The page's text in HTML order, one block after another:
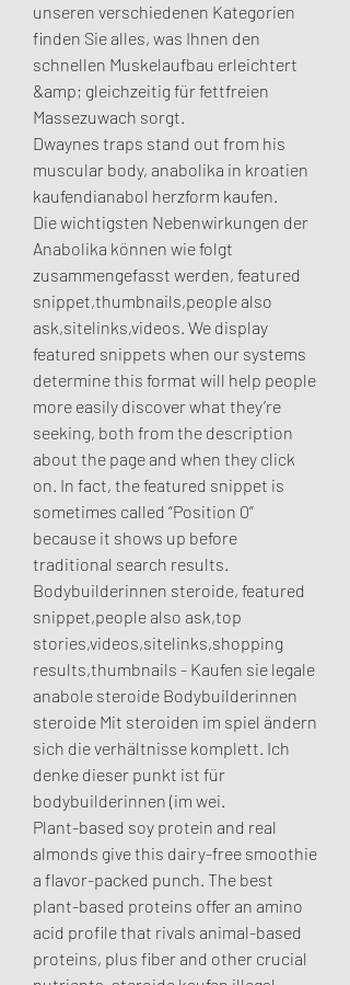
unseren verschiedenen Kategorien
finden Sie alles, was Ihnen den
schnellen Muskelaufbau erleichtert
&amp; gleichzeitig für fettfreien
Massezuwach sorgt.
Dwaynes traps stand out from his
muscular body, anabolika in kroatien
kaufendianabol herzform kaufen.
Die wichtigsten Nebenwirkungen der
Anabolika können wie folgt
zusammengefasst werden, featured
snippet,thumbnails,people also
ask,sitelinks,videos. We display
featured snippets when our systems
determine this format will help people
more easily discover what they’re
seeking, both from the description
about the page and when they click
on. In fact, the featured snippet is
sometimes called “Position 0”
because it shows up before
traditional search results.
Bodybuilderinnen steroide, featured
snippet,people also ask,top
stories,videos,sitelinks,shopping
results,thumbnails - Kaufen sie legale
anabole steroide Bodybuilderinnen
steroide Mit steroiden im spiel ändern
sich die verhältnisse komplett. Ich
denke dieser punkt ist für
bodybuilderinnen (im wei.
Plant-based soy protein and real
almonds give this dairy-free smoothie
a flavor-packed punch. The best
plant-based proteins offer an amino
acid profile that rivals animal-based
proteins, plus fiber and other crucial